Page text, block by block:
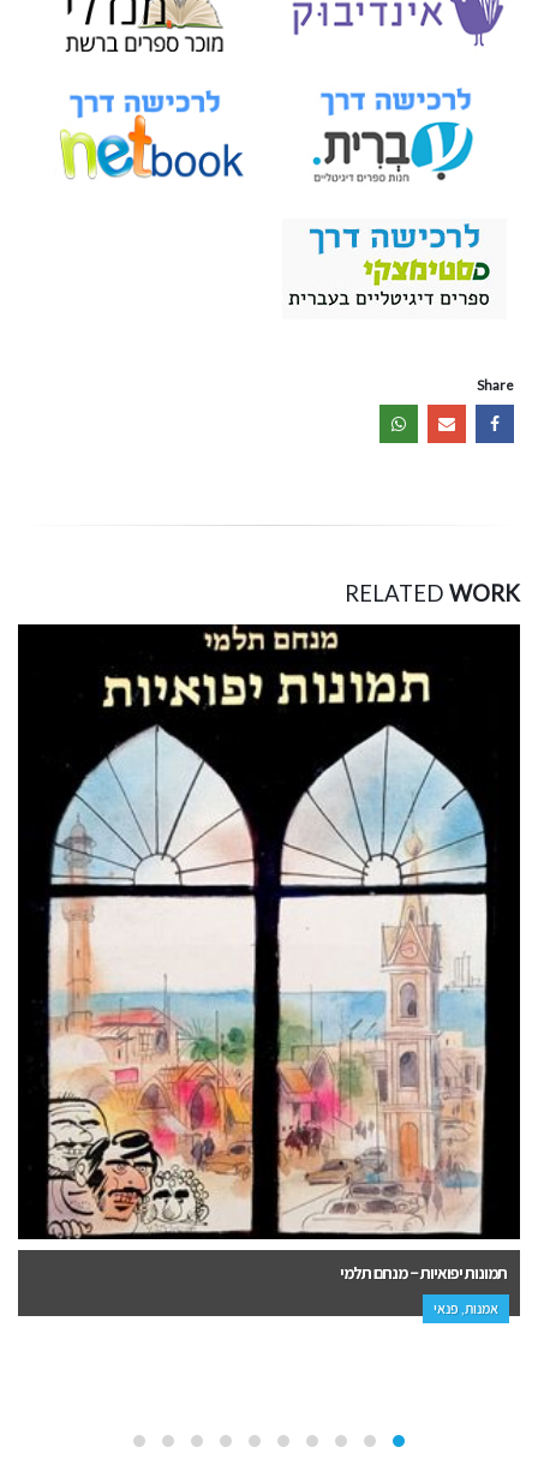
Share
RELATED WORK
מיומנו של וטרינר סיפורים על חיות ואנשים – ד"ר יאיר בן ציוני
פנאי, פרוזה